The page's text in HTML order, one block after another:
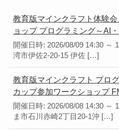
教育版マインクラフト体験
ョップ プログラミング～AI
開催日時: 2026/08/09 14:30 ～
湾市伊佐2-20-15 伊佐 […]
教育版マインクラフト プロ
カップ参加ワークショップ
開催日時: 2026/08/08 14:30 ～
ま市石川赤崎2丁目20-1沖 […]